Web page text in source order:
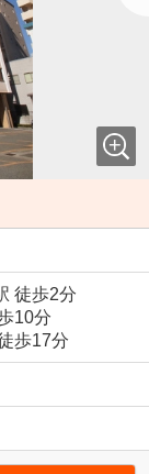
徒歩2分
10分
歩17分